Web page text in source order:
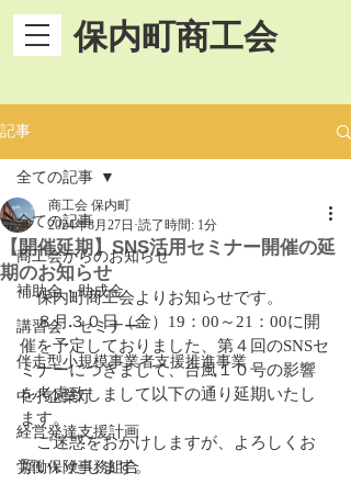
保内町商工会
記事
全ての記事
商工会からのお知らせ
補助金・助成金
講習会・セミナー
伴走型小規模事業者支援推進事業
中小企業庁
経営発達支援計画
労働保険事務組合
全ての記事
【開催延期】SNS活用セミナー開催の延
期のお知らせ
商工会 保内町
2024年8月27日 読了時間: 1分
保内町商工会よりお知らせです。
８月３０日（金）19：00～21：00に開
催を予定しておりました、第４回のSNSセ
ミナーにつきまして、台風１０号の影響
を考慮致しまして以下の通り延期いたし
ます。
ご迷惑をおかけしますが、よろしくお
願いいたします。